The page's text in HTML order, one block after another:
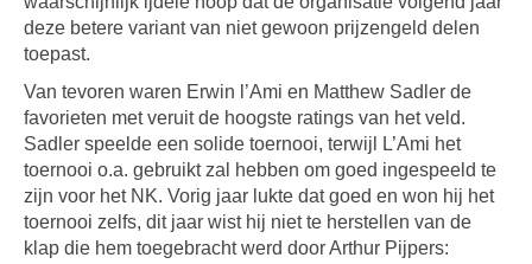
deze betere variant van niet gewoon prijzengeld delen
toepast.
Van tevoren waren Erwin l’Ami en Matthew Sadler de
favorieten met veruit de hoogste ratings van het veld.
Sadler speelde een solide toernooi, terwijl L’Ami het
toernooi o.a. gebruikt zal hebben om goed ingespeeld te
zijn voor het NK. Vorig jaar lukte dat goed en won hij het
toernooi zelfs, dit jaar wist hij niet te herstellen van de
klap die hem toegebracht werd door Arthur Pijpers: